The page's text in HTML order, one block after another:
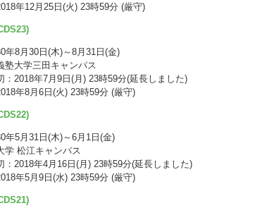
年12月25日(火) 23時59分 (厳守)
年8月30日(木)～8月31日(金)
塾大学三田キャンパス
：2018年7月9日(月) 23時59分(延長しました)
年8月6日(火) 23時59分 (厳守)
年5月31日(木)～6月1日(金)
学 松江キャンパス
：2018年4月16日(月) 23時59分(延長しました)
年5月9日(水) 23時59分 (厳守)